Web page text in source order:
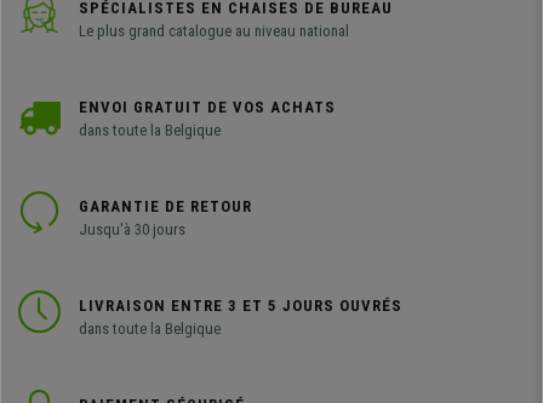
SPÉCIALISTES EN CHAISES DE BUREAU
Le plus grand catalogue au niveau national
ENVOI GRATUIT DE VOS ACHATS
dans toute la Belgique
GARANTIE DE RETOUR
Jusqu'à 30 jours
LIVRAISON ENTRE 3 ET 5 JOURS OUVRÉS
dans toute la Belgique